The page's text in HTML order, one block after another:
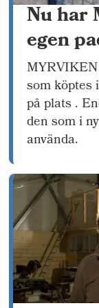
Nu har
egen
som
på plats .
den som i
använda.